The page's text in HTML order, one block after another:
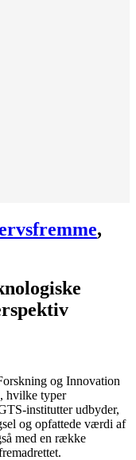
,
og Innovation
hvilke typer
institutter udbyder,
og opfattede værdi af
med en række